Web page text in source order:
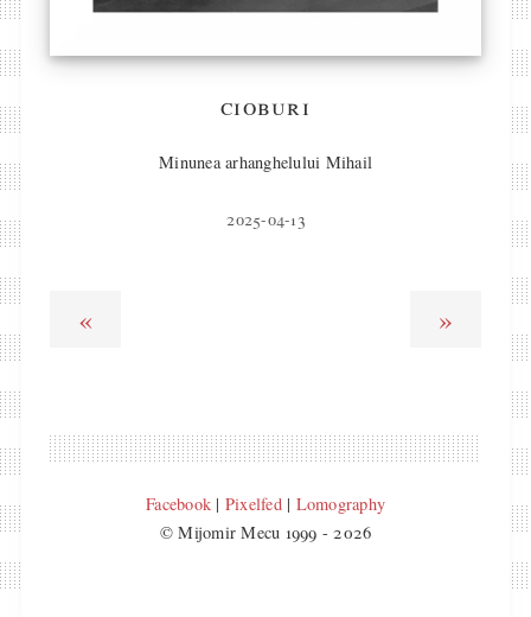
cioburi
Minunea arhanghelului Mihail
2025-04-13
« »
Facebook | Pixelfed| Lomography
© Mijomir Mecu 1999 - 2026